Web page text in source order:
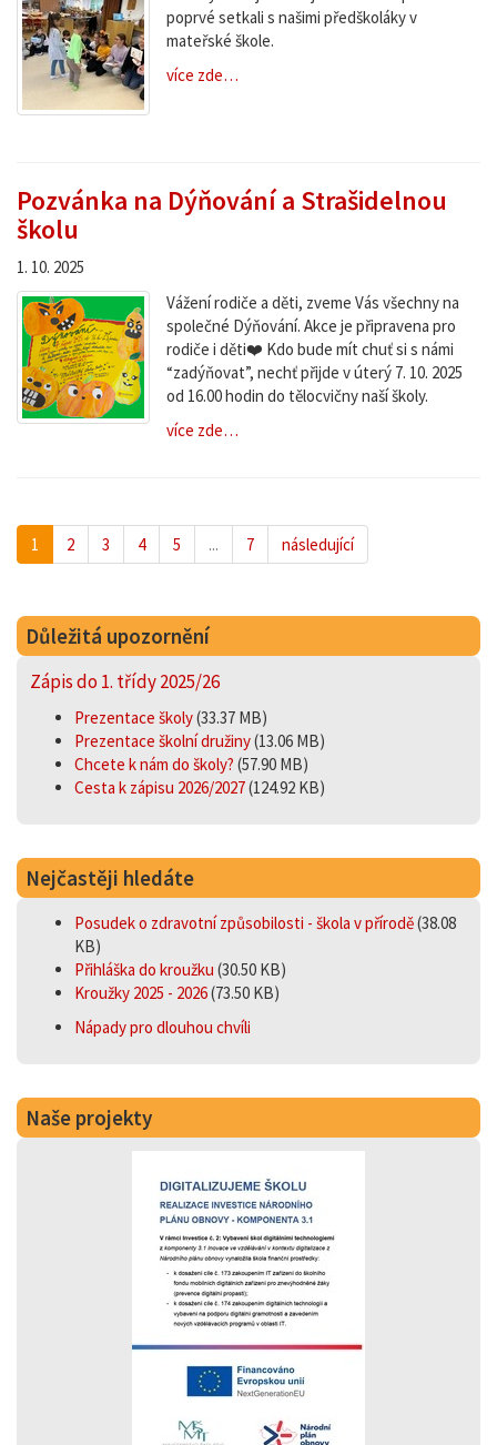
poprvé setkali s našimi předškoláky v
mateřské škole.
více zde…
Pozvánka na Dýňování a Strašidelnou
školu
1. 10. 2025
Vážení rodiče a děti, zveme Vás všechny na
společné Dýňování. Akce je připravena pro
rodiče i děti❤️ Kdo bude mít chuť si s námi
“zadýňovat”, nechť přijde v úterý 7. 10. 2025
od 16.00 hodin do tělocvičny naší školy.
více zde…
1 2 3 4 5 ... 7 následující
Důležitá upozornění
Zápis do 1. třídy 2025/26
Prezentace školy(33.37 MB)
Prezentace školní družiny(13.06 MB)
Chcete k nám do školy? (57.90 MB)
Cesta k zápisu 2026/2027(124.92 KB)
Nejčastěji hledáte
Posudek o zdravotní způsobilosti - škola v přírodě(38.08
KB)
Přihláška do kroužku (30.50 KB)
Kroužky 2025 - 2026(73.50 KB)
Nápady pro dlouhou chvíli
Naše projekty